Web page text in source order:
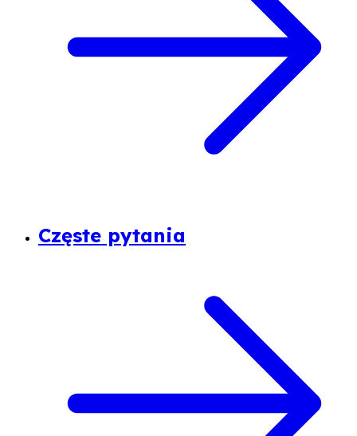
Częste pytania